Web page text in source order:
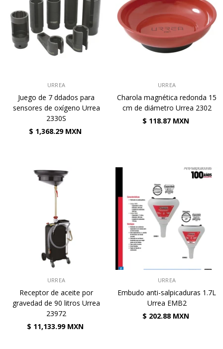
URREA
Juego de 7 ddados para
sensores de oxígeno Urrea
2330S
$ 1,368.29 MXN
URREA
Charola magnética redonda 15
cm de diámetro Urrea 2302
$ 118.87 MXN
URREA
Receptor de aceite por
gravedad de 90 litros Urrea
23972
$ 11,133.99 MXN
URREA
Embudo anti-salpicaduras 1.7L
Urrea EMB2
$ 202.88 MXN